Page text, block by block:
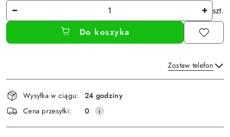
Ilość
szt.
Do koszyka
Zostaw telefon
Wyślij
Dostępność
i
dostawa
Wysyłka w ciągu:
24 godziny
Cena przesyłki:
0